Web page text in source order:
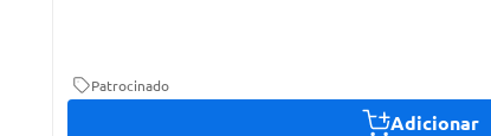
Patrocinado
Adicionar